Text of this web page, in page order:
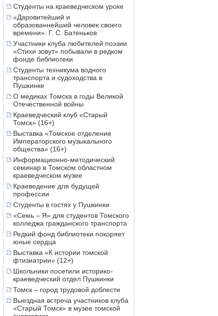
Студенты на краеведческом уроке
«Даровитейший и
образованнейший человек своего
времени»: Г. С. Батеньков
Участники клуба любителей поэзии
«Стихи зовут» побывали в редком
фонде библиотеки
Студенты техникума водного
транспорта и судоходства в
Пушкинке
О медиках Томска в годы Великой
Отечественной войны
Краеведческий клуб «Старый
Томск» (16+)
Выставка «Томское отделение
Императорского музыкального
общества» (16+)
Информационно-методический
семинар в Томском областном
краеведческом музее
Краеведение для будущей
профессии
Студенты в гостях у Пушкинки
«Семь – Я» для студентов Томского
колледжа гражданского транспорта
Редкий фонд библиотеки покоряет
юные сердца
Выставка «К истории томской
фтизиатрии» (12+)
Школьники посетили историко-
краеведческий отдел Пушкинки
Томск – город трудовой доблести
Выездная встреча участников клуба
«Старый Томск» в музее томской